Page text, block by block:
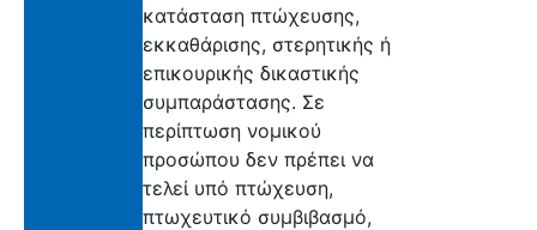
κατάσταση πτώχευσης,
εκκαθάρισης, στερητικής ή
επικουρικής δικαστικής
συμπαράστασης. Σε
περίπτωση νομικού
προσώπου δεν πρέπει να
τελεί υπό πτώχευση,
πτωχευτικό συμβιβασμό,